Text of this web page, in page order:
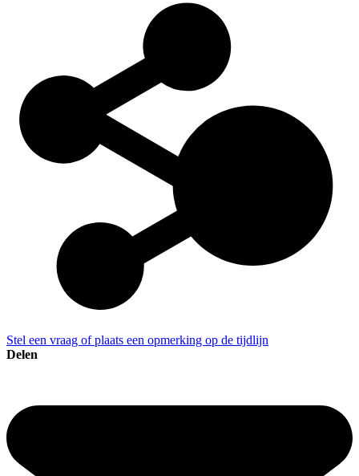
Stel een vraag of plaats een opmerking op de tijdlijn
Delen